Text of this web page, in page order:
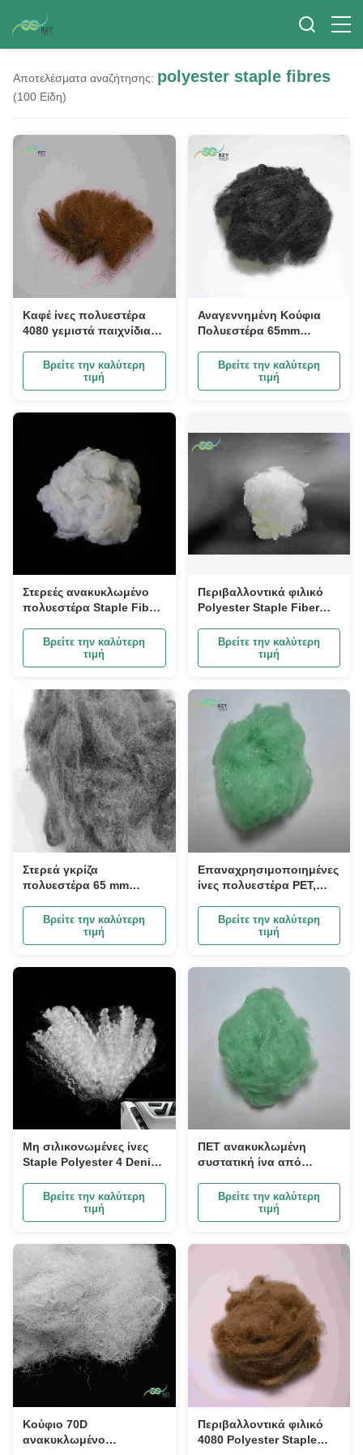
Αποτελέσματα αναζήτησης: polyester staple fibres
(100 Είδη)
Καφέ ίνες πολυεστέρα
4080 γεμιστά παιχνίδια
Βρείτε την καλύτερη
τιμή
Αναγεννημένη Κούφια
Πολυεστέρα 65mm
Καναπέ
Βρείτε την καλύτερη
τιμή
Στερεές ανακυκλωμένο
πολυεστέρα Staple Fiber
Off Λευκό 51mm
Βρείτε την καλύτερη
τιμή
Περιβαλλοντικά φιλικό
Polyester Staple Fiber
κρεβατοκάμαρα
Βρείτε την καλύτερη
τιμή
Στερεά γκρίζα
πολυεστέρα 65 mm
Βρείτε την καλύτερη
τιμή
Επαναχρησιμοποιημένες
ίνες πολυεστέρα PET,
2.5D PSF για την
παραγωγή νήματος
Βρείτε την καλύτερη
τιμή
Μη σιλικονωμένες ίνες
Staple Polyester 4 Denier
Βρείτε την καλύτερη
τιμή
ΠΕΤ ανακυκλωμένη
συστατική ίνα από
Πράσινη PSF για γεμιστά
Βρείτε την καλύτερη
τιμή
Κούφιο 70D
ανακυκλωμένο
Περιβαλλοντικά φιλικό
4080 Polyester Staple